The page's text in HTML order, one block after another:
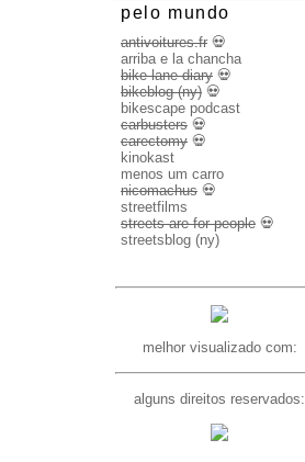
pelo mundo
antivoitures.fr 💀
arriba e la chancha
bike lane diary 💀
bikeblog (ny) 💀
bikescape podcast
carbusters 💀
carectomy 💀
kinokast
menos um carro
nicomachus 💀
streetfilms
streets are for people 💀
streetsblog (ny)
melhor visualizado com:
alguns direitos reservados: